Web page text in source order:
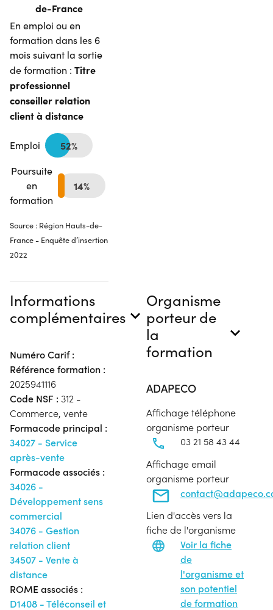
de-France
En emploi ou en
formation dans les 6
mois suivant la sortie
de formation : Titre
professionnel
conseiller relation
client à distance
Emploi 52%
Poursuite
en
formation
14%
Source : Région Hauts-de-
France - Enquête d’insertion
2022
Informations
complémentaires
Numéro Carif :
Référence formation :
2025941116
Code NSF : 312 -
Commerce, vente
Formacode principal :
34027 - Service
après-vente
Formacode associés :
34026 -
Développement sens
commercial
34076 - Gestion
relation client
34507 - Vente à
distance
ROME associés :
D1408 - Téléconseil et
Organisme
porteur de
la
formation
ADAPECO
Affichage téléphone
organisme porteur
03 21 58 43 44
Affichage email
organisme porteur
Lien d'accès vers la
fiche de l'organisme
Voir la fiche
de
l'organisme et
son potentiel
de formation